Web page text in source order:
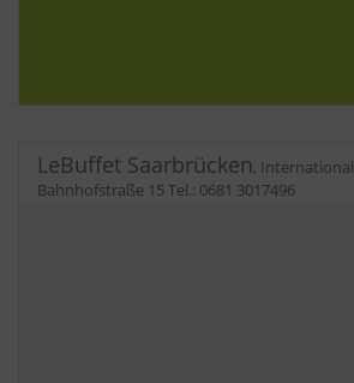
LeBuffet Saarbrücken, International
Bahnhofstraße 15Tel.: 0681 3017496